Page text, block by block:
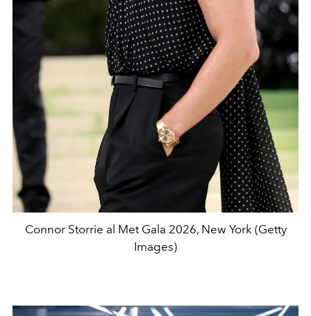
Connor Storrie al Met Gala 2026, New York (Getty
Images)